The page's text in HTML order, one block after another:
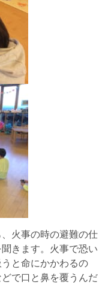
火事の時の避難の仕
きます。火事で恐い
と命にかかわるの
で口と鼻を覆うんだ